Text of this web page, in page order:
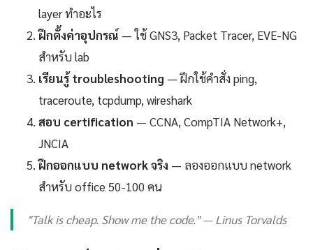
layer ทำอะไร
ฝึกตั้งค่าอุปกรณ์ — ใช้ GNS3, Packet Tracer, EVE-NG
สำหรับ lab
เรียนรู้ troubleshooting — ฝึกใช้คำสั่ง ping,
traceroute, tcpdump, wireshark
สอบ certification — CCNA, CompTIA Network+,
JNCIA
ฝึกออกแบบ network จริง — ลองออกแบบ network
สำหรับ office 50-100 คน
"Talk is cheap. Show me the code." — Linus Torvalds